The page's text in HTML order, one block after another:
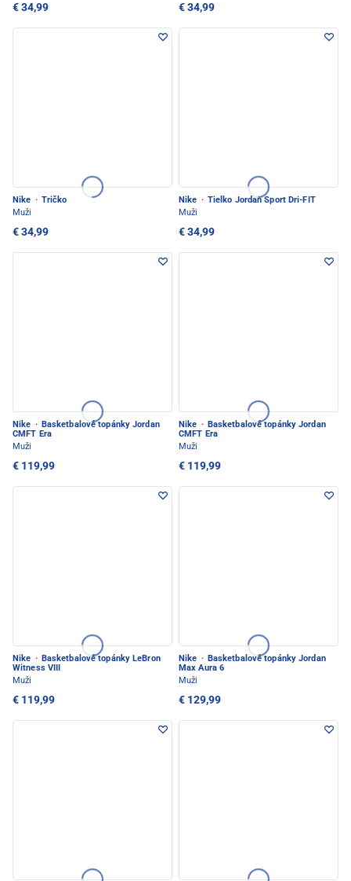
€ 34,99 € 34,99
Nike · Tričko
Muži
€ 34,99
Nike · Tielko Jordan Sport Dri-FIT
Muži
€ 34,99
Nike · Basketbalové topánky Jordan
CMFT Era
Muži
€ 119,99
Nike · Basketbalové topánky Jordan
CMFT Era
Muži
€ 119,99
Nike · Basketbalové topánky LeBron
Witness VIII
Muži
€ 119,99
Nike · Basketbalové topánky Jordan
Max Aura 6
Muži
€ 129,99